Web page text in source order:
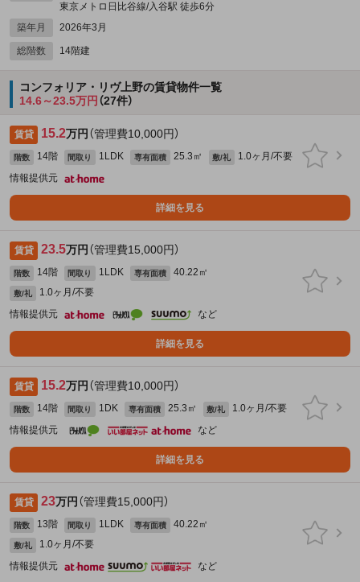
東京メトロ日比谷線/入谷駅 徒歩6分
築年月
2026年3月
総階数 14階建
コンフォリア・リヴ上野の賃貸物件一覧
14.6～23.5万円 （27件）
賃貸 15.2万円 （管理費10,000円）
階数 14階 間取り 1LDK 専有面積 25.3㎡ 敷/礼
1.0ヶ月/不要
情報提供元
詳細を見る
賃貸 23.5万円 （管理費15,000円）
階数 14階 間取り 1LDK 専有面積 40.22㎡
敷/礼
1.0ヶ月/不要
情報提供元
など
詳細を見る
賃貸 15.2万円 （管理費10,000円）
階数 14階 間取り 1DK 専有面積 25.3㎡ 敷/礼
1.0ヶ月/不要
情報提供元
など
詳細を見る
賃貸 23万円 （管理費15,000円）
階数 13階 間取り 1LDK 専有面積 40.22㎡
敷/礼
1.0ヶ月/不要
情報提供元
など